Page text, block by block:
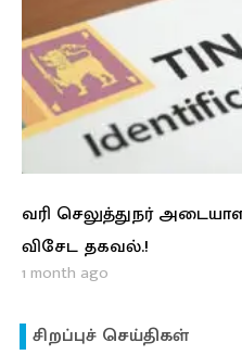
வரி செலுத்துநர்
விசேட தகவல்.!
1 month ago
சிறப்புச் செய்திகள்